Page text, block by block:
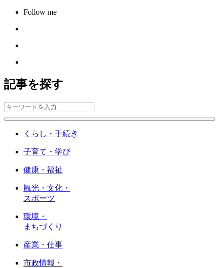
Follow me
記事を探す
くらし・手続き
子育て・学び
健康・福祉
観光・文化・
スポーツ
環境・
まちづくり
産業・仕事
市政情報・